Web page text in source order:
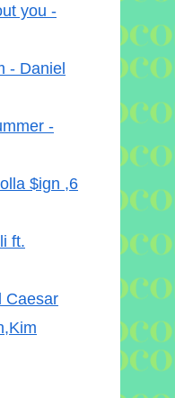
you -
- Daniel
-
$ign ,6
ft.
Caesar